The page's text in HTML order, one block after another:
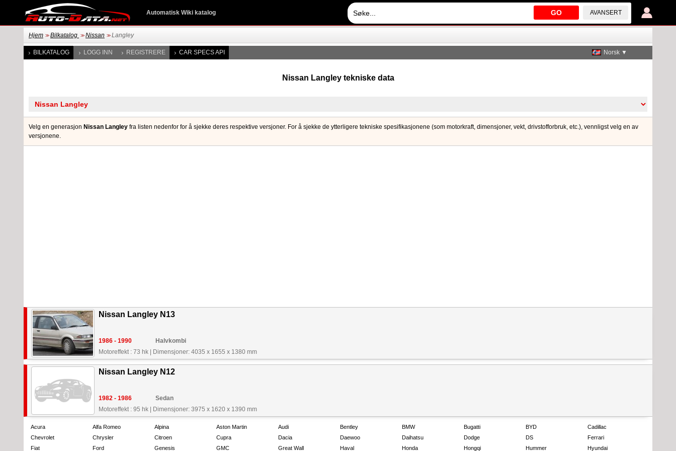
GO AVANSERT
Automatisk Wiki katalog
Hjem >> Bilkatalog >> Nissan >> Langley
BILKATALOG LOGG INN REGISTRERE CAR SPECS API Norsk ▼
Nissan Langley tekniske data
Velg en generasjon Nissan Langley fra listen nedenfor for å sjekke deres respektive versjoner. For å sjekke de ytterligere tekniske spesifikasjonene (som motorkraft, dimensjoner, vekt, drivstofforbruk, etc.), vennligst velg en av
versjonene.
Nissan Langley N13
1986 - 1990
Halvkombi
Motoreffekt : 73 hk
Dimensjoner: 4035 x 1655 x 1380 mm
Nissan Langley N12
1982 - 1986
Sedan
Motoreffekt : 95 hk
Dimensjoner: 3975 x 1620 x 1390 mm
Acura Alfa Romeo Alpina Aston Martin Audi Bentley BMW Bugatti BYD
Cadillac
Chevrolet
Chrysler Citroen Cupra Dacia Daewoo Daihatsu Dodge DS
Ferrari
Fiat
Ford Genesis GMC Great Wall Haval Honda Hongqi Hummer Hyundai